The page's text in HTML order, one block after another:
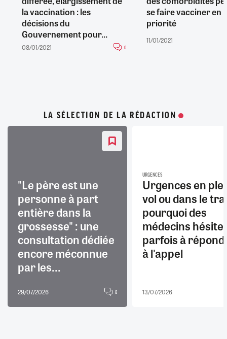
la vaccination : les
décisions du
Gouvernement pour...
08/01/2021 0
se faire vacciner en
priorité
11/01/2021
LA SÉLECTION DE LA RÉDACTION
"Le père est une
personne à part
entière dans la
grossesse" : une
consultation dédiée
encore méconnue
par les...
29/07/2026 8
URGENCES
Urgences en
vol ou dans le
pourquoi des
médecins
parfois à
à l'appel
13/07/2026